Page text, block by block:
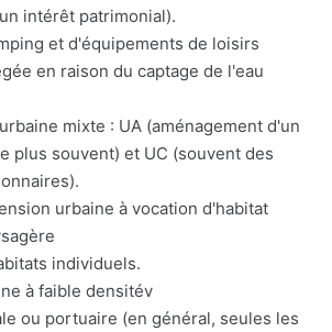
intérêt patrimonial).
et d'équipements de loisirs
en raison du captage de l'eau
mixte : UA (aménagement d'un
plus souvent) et UC (souvent des
urbaine à vocation d'habitat
individuels.
à faible densitév
ou portuaire (en général, seules les